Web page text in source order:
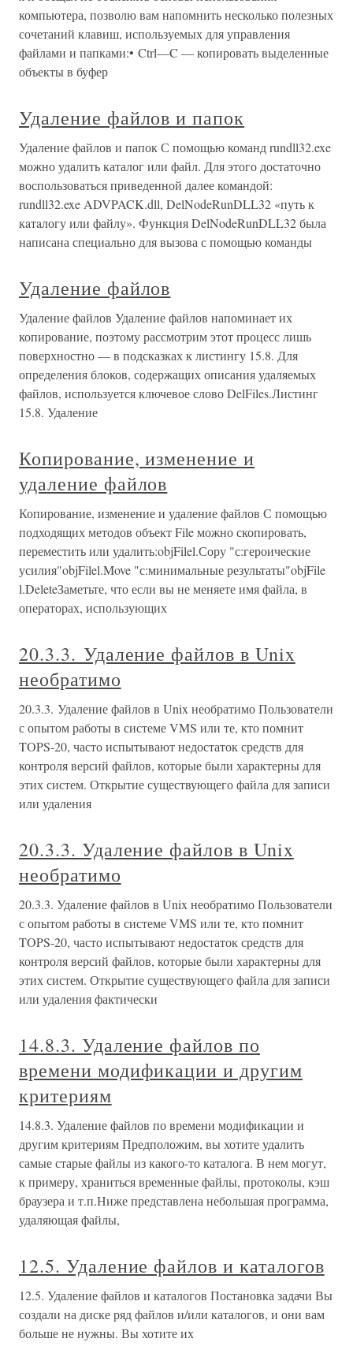
компьютера, позволю вам напомнить несколько полезных
сочетаний клавиш, используемых для управления
файлами и папками:• Ctrl—C — копировать выделенные
объекты в буфер
Удаление файлов и папок
Удаление файлов и папок С помощью команд rundll32.exe
можно удалить каталог или файл. Для этого достаточно
воспользоваться приведенной далее командой:
rundll32.exe ADVPACK.dll, DelNodeRunDLL32 «путь к
кaтaлогу или файлу». Функция DelNodeRunDLL32 была
написана специально для вызова с помощью команды
Удаление файлов
Удаление файлов Удаление файлов напоминает их
копирование, поэтому рассмотрим этот процесс лишь
поверхностно — в подсказках к листингу 15.8. Для
определения блоков, содержащих описания удаляемых
файлов, используется ключевое слово DelFiles.Листинг
15.8. Удаление
Копирование, изменение и
удаление файлов
Копирование, изменение и удаление файлов С помощью
подходящих методов объект File можно скопировать,
переместить или удалить:objFilel.Сору "с:героические
усилия"objFilel.Move "с:минимальные результаты"objFile
l.DeleteЗаметьте, что если вы не меняете имя файла, в
операторах, использующих
20.3.3. Удаление файлов в Unix
необратимо
20.3.3. Удаление файлов в Unix необратимо Пользователи
с опытом работы в системе VMS или те, кто помнит
TOPS-20, часто испытывают недостаток средств для
контроля версий файлов, которые были характерны для
этих систем. Открытие существующего файла для записи
или удаления
20.3.3. Удаление файлов в Unix
необратимо
20.3.3. Удаление файлов в Unix необратимо Пользователи
с опытом работы в системе VMS или те, кто помнит
TOPS-20, часто испытывают недостаток средств для
контроля версий файлов, которые были характерны для
этих систем. Открытие существующего файла для записи
или удаления фактически
14.8.3. Удаление файлов по
времени модификации и другим
критериям
14.8.3. Удаление файлов по времени модификации и
другим критериям Предположим, вы хотите удалить
самые старые файлы из какого-то каталога. В нем могут,
к примеру, храниться временные файлы, протоколы, кэш
браузера и т.п.Ниже представлена небольшая программа,
удаляющая файлы,
12.5. Удаление файлов и каталогов
12.5. Удаление файлов и каталогов Постановка задачи Вы
создали на диске ряд файлов и/или каталогов, и они вам
больше не нужны. Вы хотите их